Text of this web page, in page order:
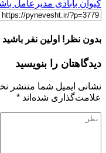
کیوان بابادی مدیرعامل
بدون نظر! اولین نفر باشید
دیدگاهتان را بنویسید
نشانی ایمیل شما منتشر
علامت‌گذاری شده‌اند *